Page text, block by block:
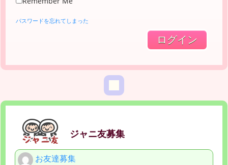
パスワードを忘れてしまった
ジャニ友募集
お友達募集